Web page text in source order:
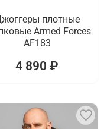
плотные
Armed Forces
AF183
4 890 ₽